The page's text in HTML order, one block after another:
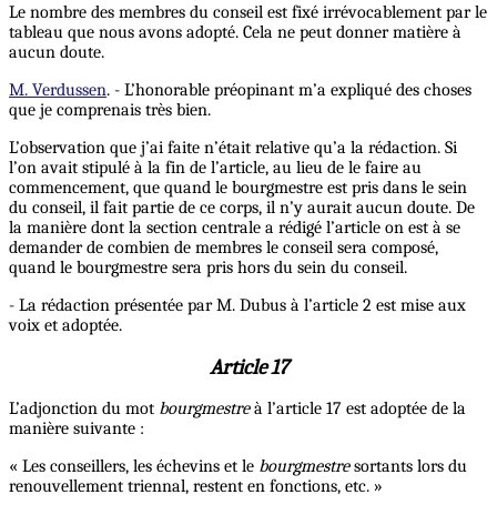
Le nombre des membres du conseil est fixé irrévocablement par le
tableau que nous avons adopté. Cela ne peut donner matière à
aucun doute.
M. Verdussen. - L’honorable préopinant m’a expliqué des choses
que je comprenais très bien.
L’observation que j’ai faite n’était relative qu’a la rédaction. Si
l’on avait stipulé à la fin de l’article, au lieu de le faire au
commencement, que quand le bourgmestre est pris dans le sein
du conseil, il fait partie de ce corps, il n’y aurait aucun doute. De
la manière dont la section centrale a rédigé l’article on est à se
demander de combien de membres le conseil sera composé,
quand le bourgmestre sera pris hors du sein du conseil.
- La rédaction présentée par M. Dubus à l’article 2 est mise aux
voix et adoptée.
Article 17
L’adjonction du mot bourgmestreà l’article 17 est adoptée de la
manière suivante :
« Les conseillers, les échevins et le bourgmestresortants lors du
renouvellement triennal, restent en fonctions, etc. »